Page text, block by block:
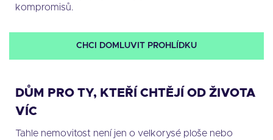
kompromisů.
CHCI DOMLUVIT PROHLÍDKU
DŮM PRO TY, KTEŘÍ CHTĚJÍ OD ŽIVOTA
VÍC
Tahle nemovitost není jen o velkorysé ploše nebo